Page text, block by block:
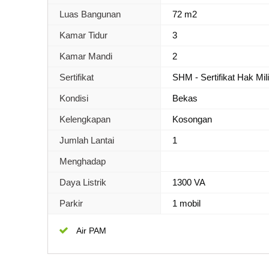
Luas Bangunan 72 m2
Kamar Tidur 3
Kamar Mandi 2
Sertifikat SHM - Sertifikat Hak
Kondisi Bekas
Kelengkapan Kosongan
Jumlah Lantai 1
Menghadap
Daya Listrik 1300 VA
Parkir 1 mobil
Air PAM